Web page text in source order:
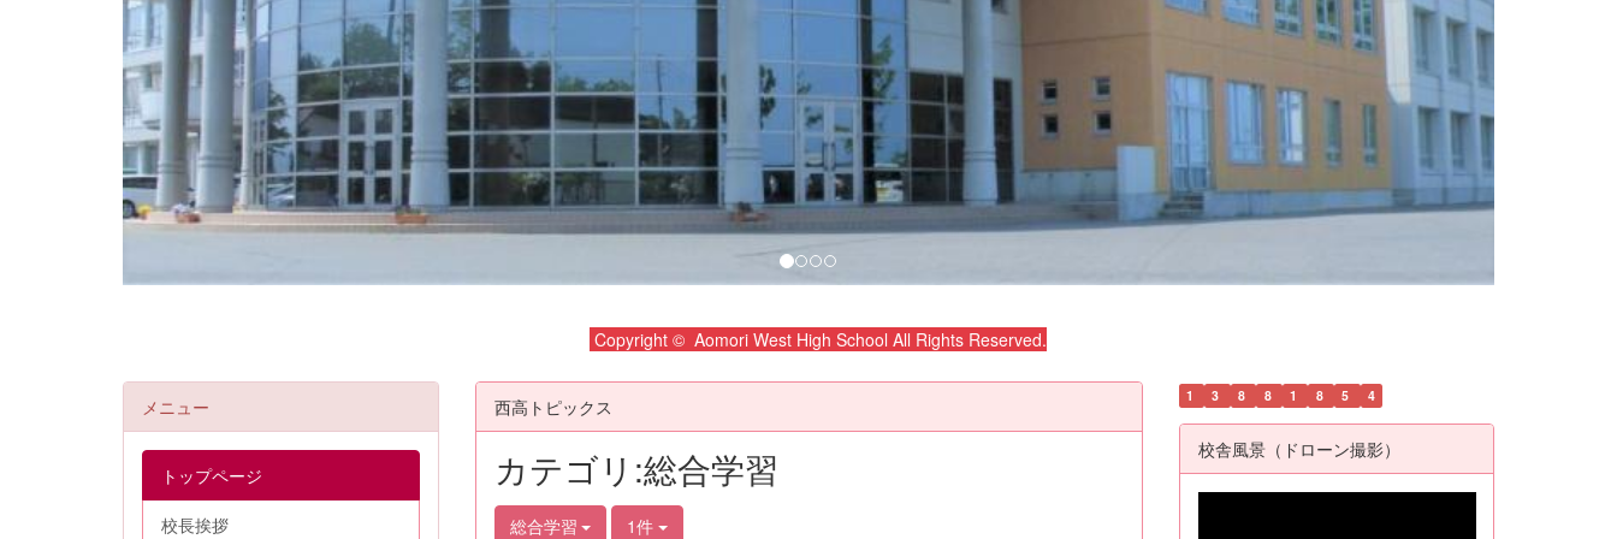
Copyright © Aomori West High School All Rights Reserved.
西高トピックス
カテゴリ:総合学習
総合学習 1件
メニュー
トップページ
校長挨拶
1 3 8 8 1 8 5 4
校舎風景（ドローン撮影）